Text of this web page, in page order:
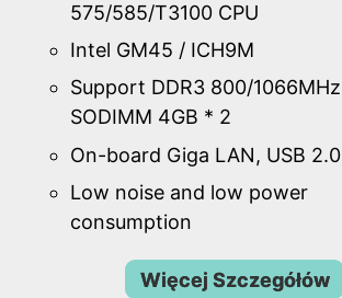
575/585/T3100 CPU
Intel GM45 / ICH9M
Support DDR3 800/1066MHz
SODIMM 4GB * 2
On-board Giga LAN, USB 2.0
Low noise and low power
consumption
Więcej Szczegółów